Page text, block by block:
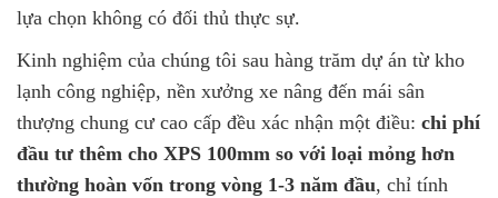
lựa chọn không có đối thủ thực sự.
Kinh nghiệm của chúng tôi sau hàng trăm dự án từ kho
lạnh công nghiệp, nền xưởng xe nâng đến mái sân
thượng chung cư cao cấp đều xác nhận một điều: chi phí
đầu tư thêm cho XPS 100mm so với loại mỏng hơn
thường hoàn vốn trong vòng 1-3 năm đầu, chỉ tính